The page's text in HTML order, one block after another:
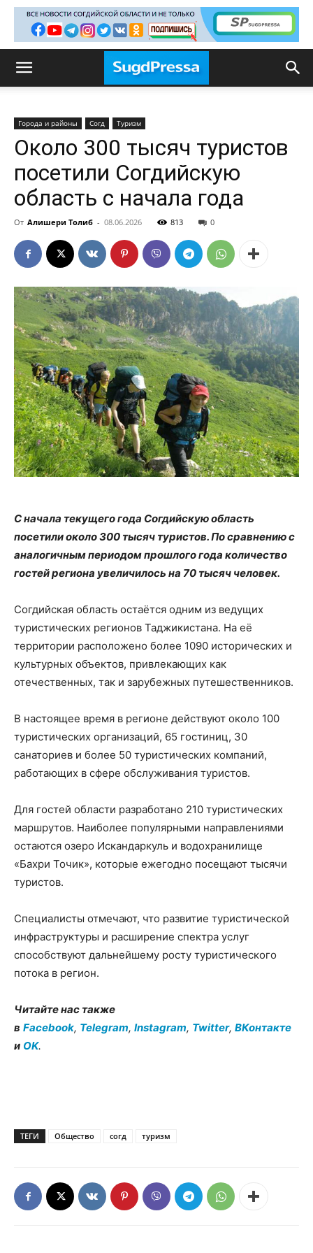
Города и районы Согд Туризм
Около 300 тысяч туристов
посетили Согдийскую
область с начала года
От Алишери Толиб - 08.06.2026 813 0
С начала текущего года Согдийскую область
посетили около 300 тысяч туристов. По сравнению с
аналогичным периодом прошлого года количество
гостей региона увеличилось на 70 тысяч человек.
Согдийская область остаётся одним из ведущих
туристических регионов Таджикистана. На её
территории расположено более 1090 исторических и
культурных объектов, привлекающих как
отечественных, так и зарубежных путешественников.
В настоящее время в регионе действуют около 100
туристических организаций, 65 гостиниц, 30
санаториев и более 50 туристических компаний,
работающих в сфере обслуживания туристов.
Для гостей области разработано 210 туристических
маршрутов. Наиболее популярными направлениями
остаются озеро Искандаркуль и водохранилище
«Бахри Точик», которые ежегодно посещают тысячи
туристов.
Специалисты отмечают, что развитие туристической
инфраструктуры и расширение спектра услуг
способствуют дальнейшему росту туристического
потока в регион.
Читайте нас также
в Facebook, Telegram, Instagram, Twitter, ВКонтакте
и OK.
ТЕГИ Общество согд туризм